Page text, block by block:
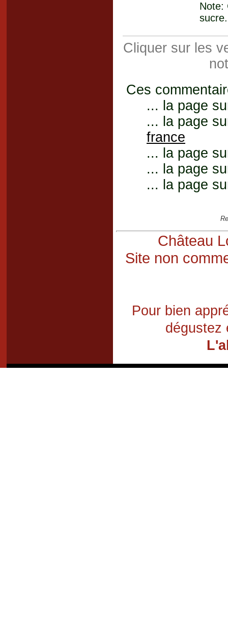
Note:
sucre.
Cliquer sur les
Ces
... la page
... la page
france
... la page
... la page
... la page
Château
Site non
Pour bien
dégustez